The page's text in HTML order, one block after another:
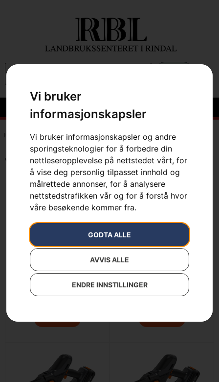
Vi bruker
informasjonskapsler
Vi bruker informasjonskapsler og andre
sporingsteknologier for å forbedre din
nettleseropplevelse på nettstedet vårt, for
å vise deg personlig tilpasset innhold og
målrettede annonser, for å analysere
nettstedstrafikken vår og for å forstå hvor
våre besøkende kommer fra.
GODTA ALLE
AVVIS ALLE
ENDRE INNSTILLINGER
Hem 1/4"
Viser alle 7 resultater
Husqvarna Aspire™ PE5-
P4A grensag m/stang
med batteri og lader
3 699kr
Husqvarna ™ PE5-P4A
grensag m/stang uten
batteri og lader
2 399kr